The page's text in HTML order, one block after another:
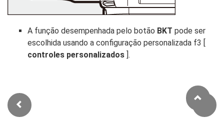
A função desempenhada pelo botão BKT pode ser
escolhida usando a configuração personalizada f3 [
controles personalizados ].